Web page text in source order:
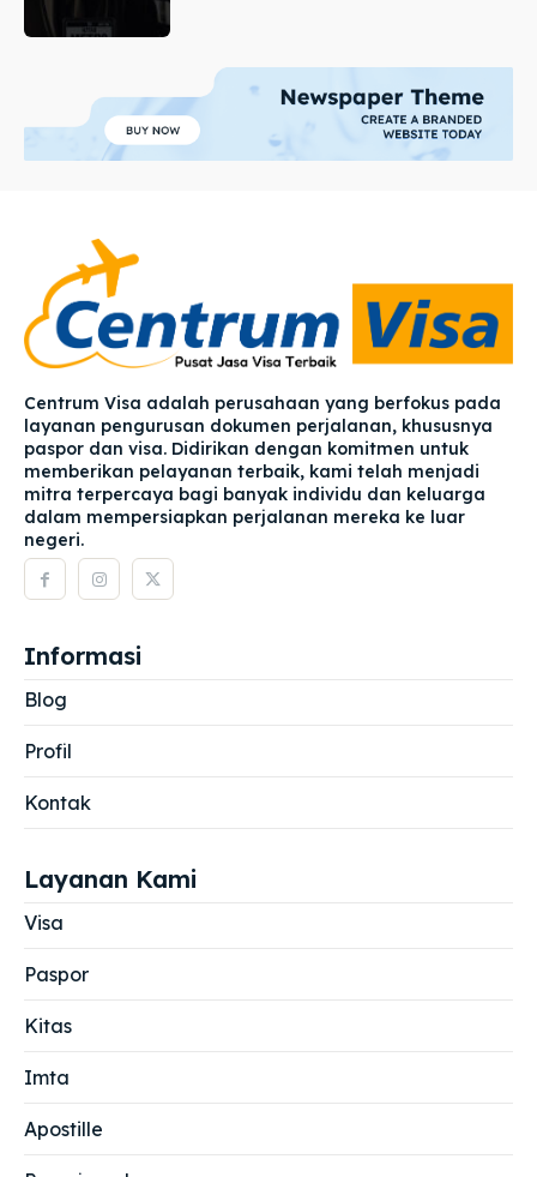
Centrum Visa adalah perusahaan yang berfokus pada
layanan pengurusan dokumen perjalanan, khususnya
paspor dan visa. Didirikan dengan komitmen untuk
memberikan pelayanan terbaik, kami telah menjadi
mitra terpercaya bagi banyak individu dan keluarga
dalam mempersiapkan perjalanan mereka ke luar
negeri.
Informasi
Blog
Profil
Kontak
Layanan Kami
Visa
Paspor
Kitas
Imta
Apostille